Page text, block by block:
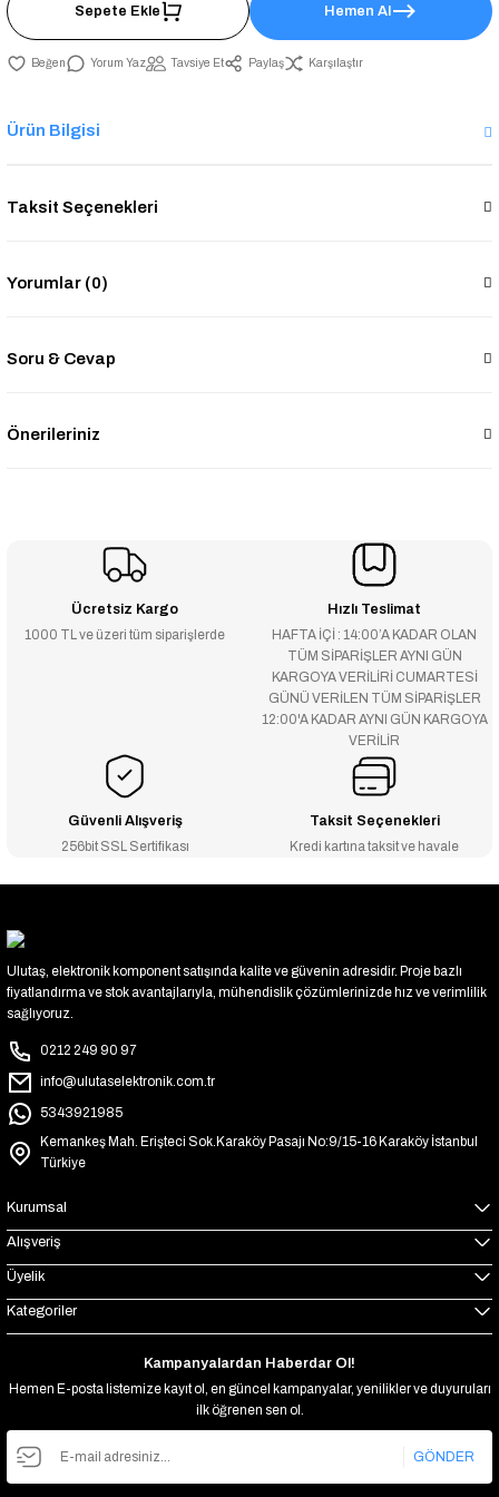
Sepete Ekle Hemen Al
Yorum Yaz Tavsiye Et Paylaş Karşılaştır
Ürün Bilgisi
Taksit Seçenekleri
Yorumlar (0)
Soru & Cevap
Önerileriniz
Ücretsiz Kargo
1000 TL ve üzeri tüm siparişlerde
Hızlı Teslimat
HAFTA İÇİ : 14:00’A KADAR OLAN
TÜM SİPARİŞLER AYNI GÜN
KARGOYA VERİLİRİ CUMARTESİ
GÜNÜ VERİLEN TÜM SİPARİŞLER
12:00'A KADAR AYNI GÜN KARGOYA
VERİLİR
Güvenli Alışveriş
256bit SSL Sertifikası
Taksit Seçenekleri
Kredi kartına taksit ve havale
Ulutaş, elektronik komponent satışında kalite ve güvenin adresidir. Proje bazlı
fiyatlandırma ve stok avantajlarıyla, mühendislik çözümlerinizde hız ve verimlilik
sağlıyoruz.
0212 249 90 97
info@ulutaselektronik.com.tr
5343921985
Kemankeş Mah. Erişteci Sok.Karaköy Pasajı No:9/15-16 Karaköy İstanbul
Türkiye
Kurumsal
Alışveriş
Üyelik
Kategoriler
Kampanyalardan Haberdar Ol!
Hemen E-posta listemize kayıt ol, en güncel kampanyalar, yenilikler ve duyuruları
ilk öğrenen sen ol.
GÖNDER